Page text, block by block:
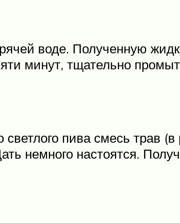
воде. Полученную
минут, тщательно
светлого пива смесь трав
немного настоятся.